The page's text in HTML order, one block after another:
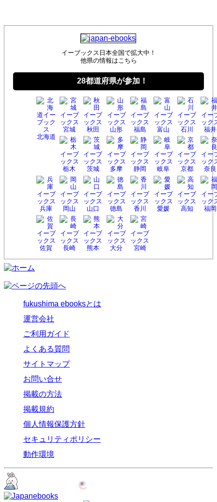
イーブックス日本全国で拡大中！
他県の情報はこちら
28都道府県が参加！
北海道
宮城 秋田 山形 福島 富山 石川 福井
栃木 茨城 多摩 静岡 岐阜 京都 奈良
兵庫 岡山 山口 徳島 香川 愛媛 高知 福岡
佐賀 長崎 熊本 大分 宮崎
fukushima ebooksとは
運営会社
ご利用ガイド
よくある質問
サイトマップ
お問い合せ
掲載の方法
掲載規約
個人情報保護方針
セキュリティポリシー
動作環境